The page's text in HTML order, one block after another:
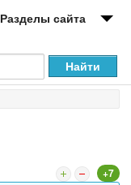
Разделы сайта
+7